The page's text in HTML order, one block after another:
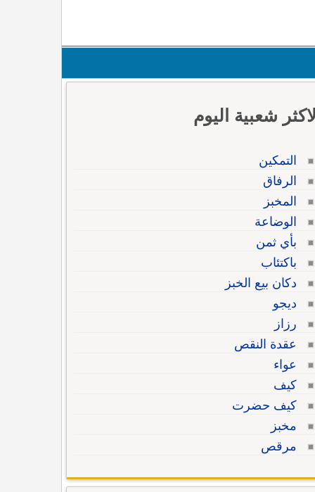
الاكثر شعبية اليوم
التمكين
الرفاق
المخبز
الوضاعة
بأي ثمن
باكتئاب
دكان بيع الخبز
ديجو
رزاز
عقدة النقص
عواء
كيف
كيف حضرت
مخبز
مرقص